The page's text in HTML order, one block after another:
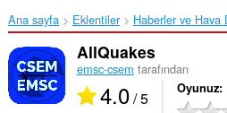
Ana sayfa Eklentiler Haberler ve Hava
AllQuakes
emsc-csem tarafından
4.0/ 5 Oyunuz